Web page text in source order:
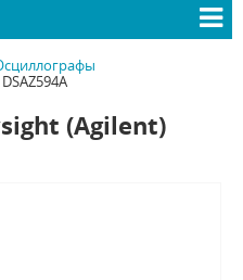
(Agilent)